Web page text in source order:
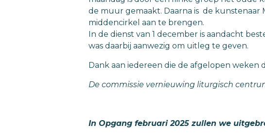
de muur gemaakt. Daarna is de kunstenaar
middencirkel aan te brengen.
In de dienst van 1 december is aandacht
was daarbij aanwezig om uitleg te geven.
Dank aan iedereen die de afgelopen
De commissie vernieuwing liturgisch
In Opgang februari 2025 zullen we